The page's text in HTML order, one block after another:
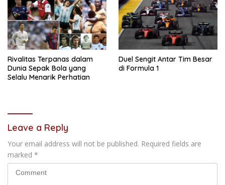
Rivalitas Terpanas dalam
Dunia Sepak Bola yang
Selalu Menarik Perhatian
Duel Sengit Antar Tim Besar
di Formula 1
Leave a Reply
Your email address will not be published. Required fields are
marked *